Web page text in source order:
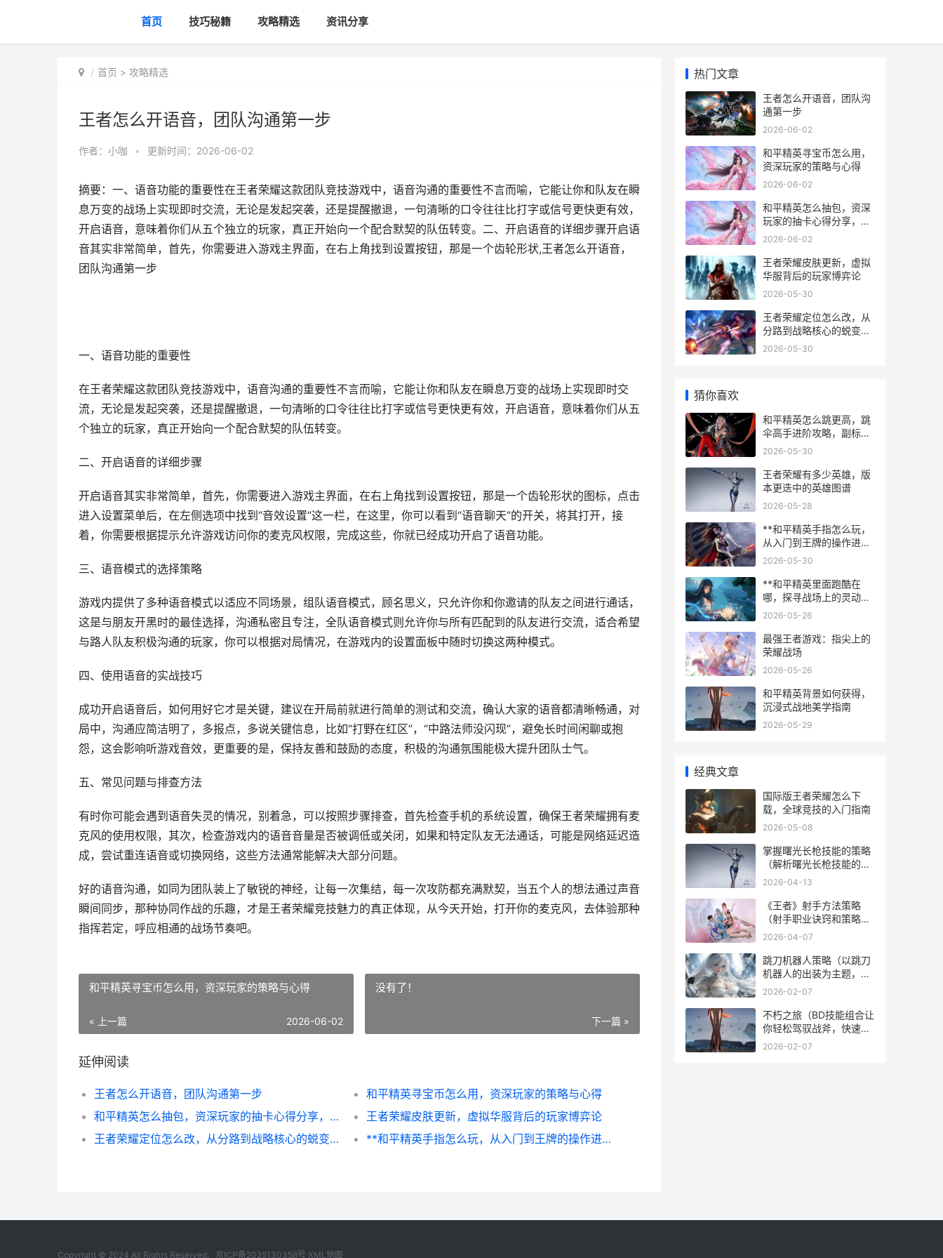
首页 技巧秘籍 攻略精选 资讯分享
首页 > 攻略精选
王者怎么开语音，团队沟通第一步
作者： 小咖 • 更新时间：2026-06-02
摘要：一、语音功能的重要性在王者荣耀这款团队竞技游戏中，语音沟通的重要性不言而喻，它能让你和队友在瞬
息万变的战场上实现即时交流，无论是发起突袭，还是提醒撤退，一句清晰的口令往往比打字或信号更快更有效，
开启语音，意味着你们从五个独立的玩家，真正开始向一个配合默契的队伍转变。二、开启语音的详细步骤开启语
音其实非常简单，首先，你需要进入游戏主界面，在右上角找到设置按钮，那是一个齿轮形状,王者怎么开语音，
团队沟通第一步
一、语音功能的重要性
在王者荣耀这款团队竞技游戏中，语音沟通的重要性不言而喻，它能让你和队友在瞬息万变的战场上实现即时交
流，无论是发起突袭，还是提醒撤退，一句清晰的口令往往比打字或信号更快更有效，开启语音，意味着你们从五
个独立的玩家，真正开始向一个配合默契的队伍转变。
二、开启语音的详细步骤
开启语音其实非常简单，首先，你需要进入游戏主界面，在右上角找到设置按钮，那是一个齿轮形状的图标，点击
进入设置菜单后，在左侧选项中找到“音效设置”这一栏，在这里，你可以看到“语音聊天”的开关，将其打开，接
着，你需要根据提示允许游戏访问你的麦克风权限，完成这些，你就已经成功开启了语音功能。
三、语音模式的选择策略
游戏内提供了多种语音模式以适应不同场景，组队语音模式，顾名思义，只允许你和你邀请的队友之间进行通话，
这是与朋友开黑时的最佳选择，沟通私密且专注，全队语音模式则允许你与所有匹配到的队友进行交流，适合希望
与路人队友积极沟通的玩家，你可以根据对局情况，在游戏内的设置面板中随时切换这两种模式。
四、使用语音的实战技巧
成功开启语音后，如何用好它才是关键，建议在开局前就进行简单的测试和交流，确认大家的语音都清晰畅通，对
局中，沟通应简洁明了，多报点，多说关键信息，比如“打野在红区”，“中路法师没闪现”，避免长时间闲聊或抱
怨，这会影响听游戏音效，更重要的是，保持友善和鼓励的态度，积极的沟通氛围能极大提升团队士气。
五、常见问题与排查方法
有时你可能会遇到语音失灵的情况，别着急，可以按照步骤排查，首先检查手机的系统设置，确保王者荣耀拥有麦
克风的使用权限，其次，检查游戏内的语音音量是否被调低或关闭，如果和特定队友无法通话，可能是网络延迟造
成，尝试重连语音或切换网络，这些方法通常能解决大部分问题。
好的语音沟通，如同为团队装上了敏锐的神经，让每一次集结，每一次攻防都充满默契，当五个人的想法通过声音
瞬间同步，那种协同作战的乐趣，才是王者荣耀竞技魅力的真正体现，从今天开始，打开你的麦克风，去体验那种
指挥若定，呼应相通的战场节奏吧。
和平精英寻宝币怎么用，资深玩家的策略与心得
« 上一篇 2026-06-02
没有了！
下一篇 »
延伸阅读
王者怎么开语音，团队沟通第一步
和平精英寻宝币怎么用，资深玩家的策略与心得
和平精英怎么抽包，资深玩家的抽卡心得分享，副标题，理性抽取与实战策略
王者荣耀皮肤更新，虚拟华服背后的玩家博弈论
王者荣耀定位怎么改，从分路到战略核心的蜕变之路
**和平精英手指怎么玩，从入门到王牌的操作进阶指南副标题指尖战神之路**
热门文章
王者怎么开语音，团队沟
通第一步
2026-06-02
和平精英寻宝币怎么用，
资深玩家的策略与心得
2026-06-02
和平精英怎么抽包，资深
玩家的抽卡心得分享，副
标题，理性抽取与实战策
2026-06-02
王者荣耀皮肤更新，虚拟
华服背后的玩家博弈论
2026-05-30
王者荣耀定位怎么改，从
分路到战略核心的蜕变之
路
2026-05-30
猜你喜欢
和平精英怎么跳更高，跳
伞高手进阶攻略，副标
题，绝地求生空降战术深
2026-05-30
王者荣耀有多少英雄，版
本更迭中的英雄图谱
2026-05-28
**和平精英手指怎么玩，
从入门到王牌的操作进阶
指南副标题指尖战神之路
2026-05-30
**和平精英里面跑酷在
哪，探寻战场上的灵动艺
术**
2026-05-26
最强王者游戏：指尖上的
荣耀战场
2026-05-26
和平精英背景如何获得，
沉浸式战地美学指南
2026-05-29
经典文章
国际版王者荣耀怎么下
载，全球竞技的入门指南
2026-05-08
掌握曙光长枪技能的策略
（解析曙光长枪技能的决
定因素要点，助你成为技
枪
2026-04-13
《王者》射手方法策略
（射手职业诀窍和策略，
助你在游戏中脱颖而
2026-04-07
跳刀机器人策略（以跳刀
机器人的出装为主题，掌
握策略诀窍，成为无人能
理
2026-02-07
不朽之旅（BD技能组合让
你轻松驾驭战斧，快速刷
怪赚钱） 不朽之旅 t0
2026-02-07
Copyright © 2024 All Rights Reserved. 京ICP备2025130358号 XML地图